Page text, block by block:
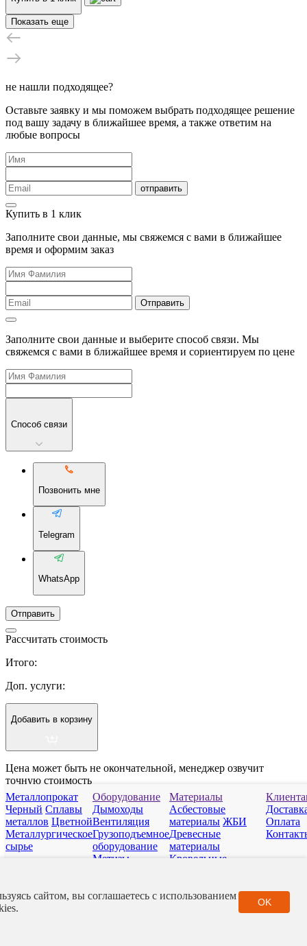
Показать еще
не нашли подходящее?
Оставьте заявку и мы поможем выбрать подходящее решение
под вашу задачу в ближайшее время, а также ответим на
любые вопросы
отправить
Купить в 1 клик
Заполните свои данные, мы свяжемся с вами в ближайшее
время и оформим заказ
Отправить
Заполните свои данные и выберите способ связи. Мы
свяжемся с вами в ближайшее время и сориентируем по цене
Способ связи
Позвонить мне
Telegram
WhatsApp
Отправить
Рассчитать стоимость
Итого:
Доп. услуги:
Добавить в корзину
Цена может быть не окончательной, менеджер озвучит
точную стоимость
сайтом, вы соглашаетесь с использованием
OK
выбор города
Металлопрокат
Черный Сплавы
металлов Цветной
Металлургическое
сырье
Оборудование
Дымоходы
Вентиляция
Грузоподъемное
оборудование
Метизы
Сантехарматура
Материалы
Асбестовые
материалы ЖБИ
Древесные
материалы
Кровельные
материалы Полимер
Оплата